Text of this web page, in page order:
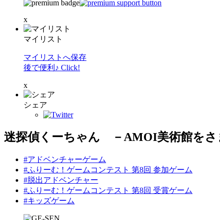
x
マイリスト
マイリストへ保存
後で便利♪ Click!
x
シェア
迷探偵くーちゃん －AMOI美術館をさ
#アドベンチャーゲーム
#ふりーむ！ゲームコンテスト 第8回 参加ゲーム
#脱出アドベンチャー
#ふりーむ！ゲームコンテスト 第8回 受賞ゲーム
#キッズゲーム